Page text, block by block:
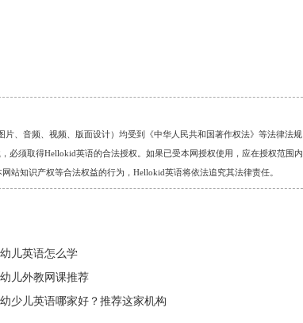
、音频、视频、版面设计）均受到《中华人民共和国著作权法》等法律法规
必须取得Hellokid英语的合法授权。如果已受本网授权使用，应在授权范围内
站知识产权等合法权益的行为，Hellokid英语将依法追究其法律责任。
幼儿英语怎么学
幼儿外教网课推荐
幼少儿英语哪家好？推荐这家机构